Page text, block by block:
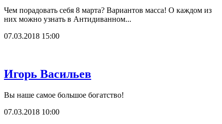
Чем порадовать себя 8 марта? Вариантов масса! О каждом из
них можно узнать в Антидиванном...
07.03.2018 15:00
Игорь Васильев
Вы наше самое большое богатство!
07.03.2018 10:00